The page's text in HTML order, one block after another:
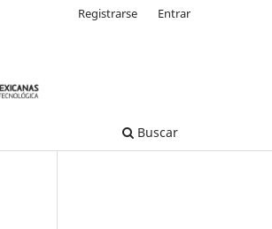
Buscar
Registrarse Entrar